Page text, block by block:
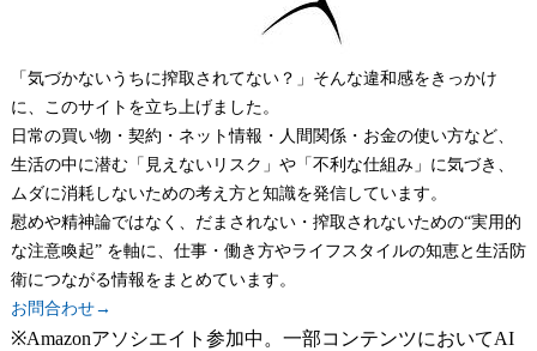
「気づかないうちに搾取されてない？」そんな違和感をきっかけ
に、このサイトを立ち上げました。
日常の買い物・契約・ネット情報・人間関係・お金の使い方など、
生活の中に潜む「見えないリスク」や「不利な仕組み」に気づき、
ムダに消耗しないための考え方と知識を発信しています。
慰めや精神論ではなく、だまされない・搾取されないための“実用的
な注意喚起” を軸に、仕事・働き方やライフスタイルの知恵と生活防
衛につながる情報をまとめています。
お問合わせ→
※Amazonアソシエイト参加中。一部コンテンツにおいてAI